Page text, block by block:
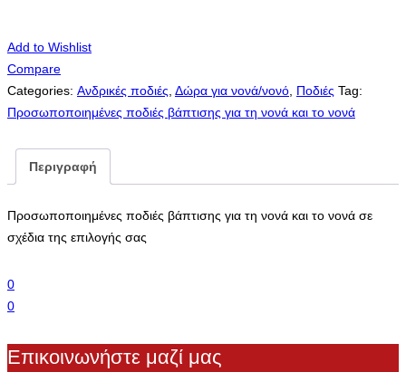
Add to Wishlist
Compare
Categories: Ανδρικές ποδιές Δώρα για νονά/νονό Ποδιές Tag:
Προσωποποιημένες ποδιές βάπτισης για τη νονά και το νονά
Περιγραφή
Προσωποποιημένες ποδιές βάπτισης για τη νονά και το νονά σε
σχέδια της επιλογής σας
0
0
Επικοινωνήστε μαζί μας